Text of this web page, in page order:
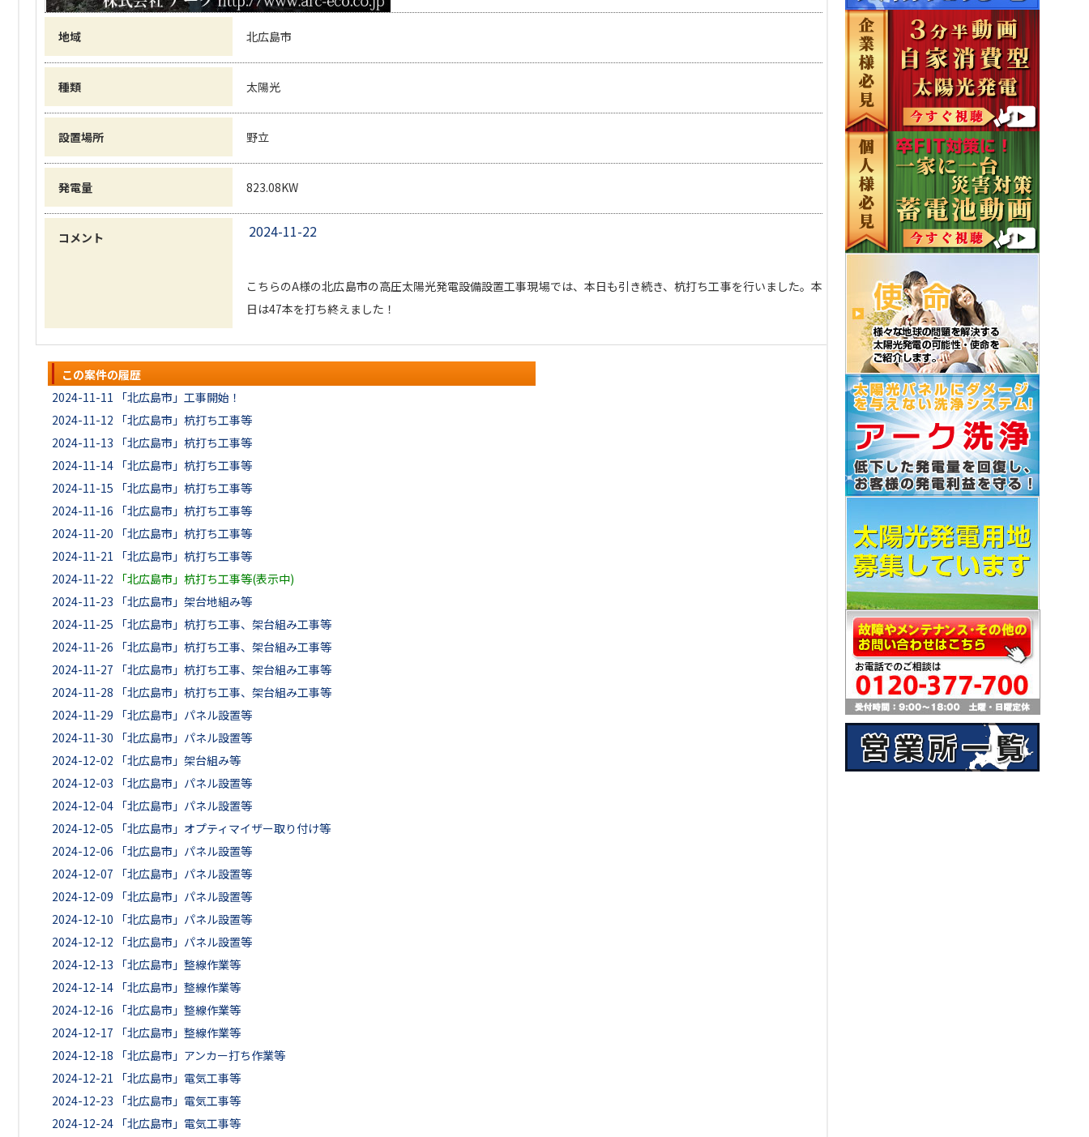
地域 北広島市
種類 太陽光
設置場所 野立
発電量 823.08KW
コメント 2024-11-22
こちらのA様の北広島市の高圧太陽光発電設備設置工事現場では、本日も引き続き、杭打ち工事を行いました。本
日は47本を打ち終えました！
この案件の履歴
2024-11-11
「北広島市」工事開始！
2024-11-12
「北広島市」杭打ち工事等
2024-11-13
「北広島市」杭打ち工事等
2024-11-14 「北広島市」杭打ち工事等
2024-11-15
「北広島市」杭打ち工事等
2024-11-16
「北広島市」杭打ち工事等
2024-11-20
「北広島市」杭打ち工事等
2024-11-21
「北広島市」杭打ち工事等
2024-11-22
「北広島市」杭打ち工事等(表示中)
2024-11-23
「北広島市」架台地組み等
2024-11-25
「北広島市」杭打ち工事、架台組み工事等
2024-11-26
「北広島市」杭打ち工事、架台組み工事等
2024-11-27
「北広島市」杭打ち工事、架台組み工事等
2024-11-28
「北広島市」杭打ち工事、架台組み工事等
2024-11-29
「北広島市」パネル設置等
2024-11-30
「北広島市」パネル設置等
2024-12-02
「北広島市」架台組み等
2024-12-03
「北広島市」パネル設置等
2024-12-04 「北広島市」パネル設置等
2024-12-05
「北広島市」オプティマイザー取り付け等
2024-12-06
「北広島市」パネル設置等
2024-12-07
「北広島市」パネル設置等
2024-12-09
「北広島市」パネル設置等
2024-12-10
「北広島市」パネル設置等
2024-12-12
「北広島市」パネル設置等
2024-12-13
「北広島市」整線作業等
2024-12-14 「北広島市」整線作業等
2024-12-16
「北広島市」整線作業等
2024-12-17
「北広島市」整線作業等
2024-12-18
「北広島市」アンカー打ち作業等
2024-12-21
「北広島市」電気工事等
2024-12-23
「北広島市」電気工事等
2024-12-24 「北広島市」電気工事等